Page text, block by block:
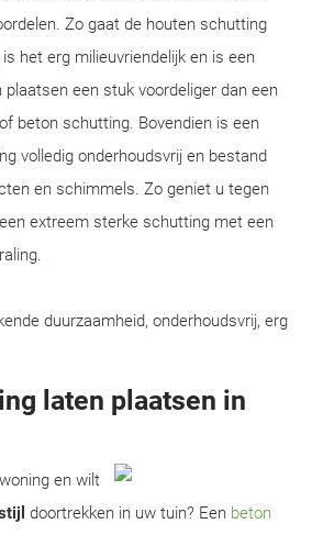
Zo gaat de houten schutting
het erg milieuvriendelijk en is een
een stuk voordeliger dan een
beton schutting. Bovendien is een
volledig onderhoudsvrij en bestand
en schimmels. Zo geniet u tegen
extreem sterke schutting met een
duurzaamheid, onderhoudsvrij, erg
laten plaatsen in
en wilt
doortrekken in uw tuin? Een beton